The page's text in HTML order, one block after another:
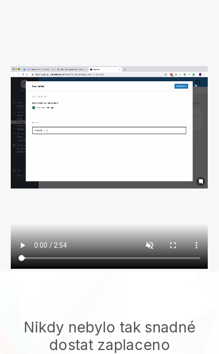
Nikdy nebylo tak snadné
dostat zaplaceno